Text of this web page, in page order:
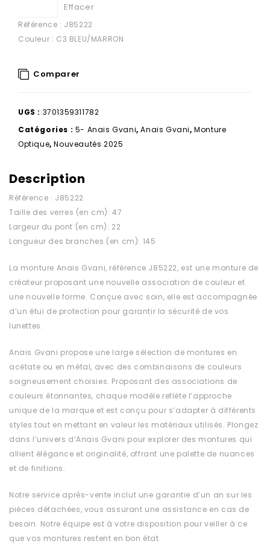
Effacer
Référence : J85222
Couleur : C3 BLEU/MARRON
Comparer
UGS : 3701359311782
Catégories : 5- Anais Gvani,Anais Gvani,Monture
Optique,Nouveautés 2025
Description
Référence : J85222
Taille des verres (en cm): 47
Largeur du pont (en cm): 22
Longueur des branches (en cm): 145
La monture Anais Gvani, référence J85222, est une monture de
créateur proposant une nouvelle association de couleur et
une nouvelle forme. Conçue avec soin, elle est accompagnée
d’un étui de protection pour garantir la sécurité de vos
lunettes.
Anais Gvani propose une large sélection de montures en
acétate ou en métal, avec des combinaisons de couleurs
soigneusement choisies. Proposant des associations de
couleurs étonnantes, chaque modèle reflète l’approche
unique de la marque et est conçu pour s’adapter à différents
styles tout en mettant en valeur les matériaux utilisés. Plongez
dans l’univers d’Anais Gvani pour explorer des montures qui
allient élégance et originalité, offrant une palette de nuances
et de finitions.
Notre service après-vente inclut une garantie d’un an sur les
pièces détachées, vous assurant une assistance en cas de
besoin. Notre équipe est à votre disposition pour veiller à ce
que vos montures restent en bon état.